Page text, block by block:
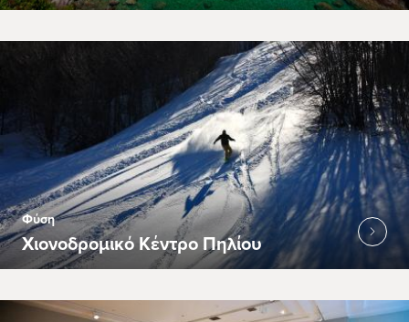
Φύση
Χιονοδρομικό Κέντρο Πηλίου